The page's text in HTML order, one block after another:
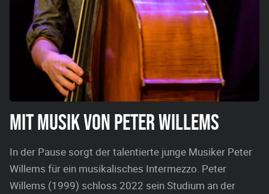
MIT MUSIK VON PETER WILLEMS
In der Pause sorgt der talentierte junge Musiker Peter
Willems für ein musikalisches Intermezzo. Peter
Willems (1999) schloss 2022 sein Studium an der